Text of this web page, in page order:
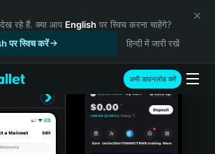
रहे हैं. क्या आप English पर स्विच करना चाहेंगे?
पर स्विच करें
हिन्दी में जारी रखें
अभी डाउनलोड करें